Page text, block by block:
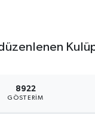
8922
GÖSTERIM